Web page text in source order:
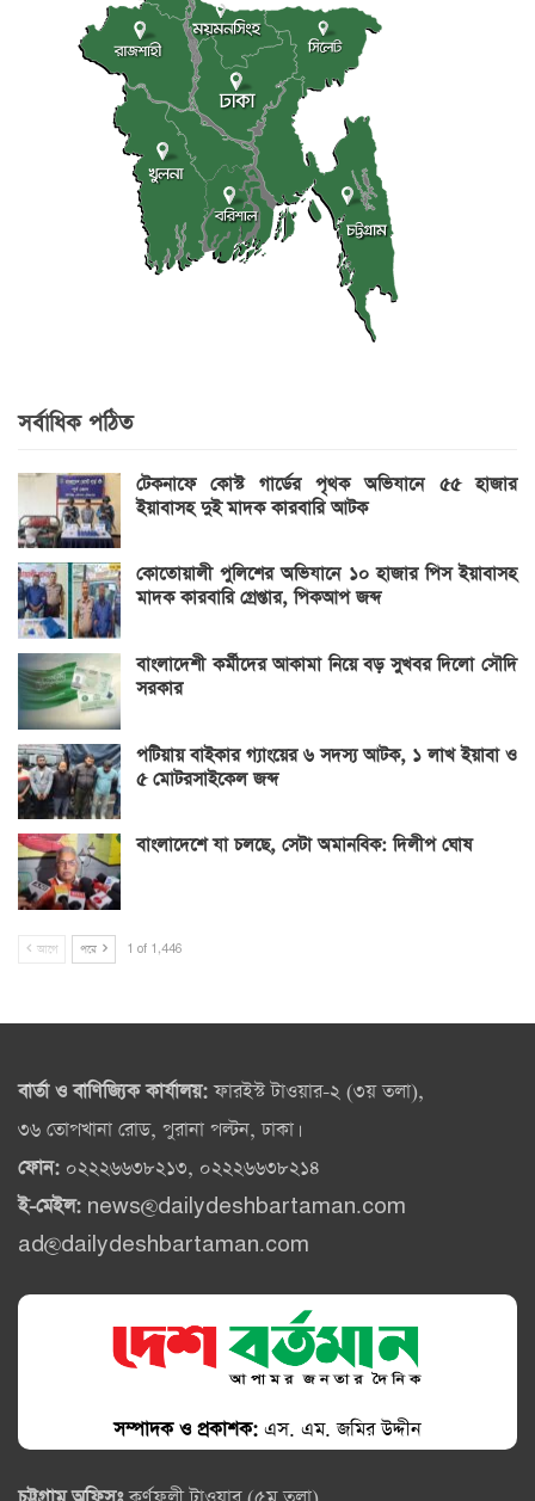
সর্বাধিক পঠিত
টেকনাফে কোস্ট গার্ডের পৃথক অভিযানে ৫৫ হাজার
ইয়াবাসহ দুই মাদক কারবারি আটক
কোতোয়ালী পুলিশের অভিযানে ১০ হাজার পিস ইয়াবাসহ
মাদক কারবারি গ্রেপ্তার, পিকআপ জব্দ
বাংলাদেশী কর্মীদের আকামা নিয়ে বড় সুখবর দিলো সৌদি
সরকার
পটিয়ায় বাইকার গ্যাংয়ের ৬ সদস্য আটক, ১ লাখ ইয়াবা ও
৫ মোটরসাইকেল জব্দ
বাংলাদেশে যা চলছে, সেটা অমানবিক: দিলীপ ঘোষ
আগে পরে 1 of 1,446
বার্তা ও বাণিজ্যিক কার্যালয়:ফারইস্ট টাওয়ার-২ (৩য় তলা),
৩৬ তোপখানা রোড, পুরানা পল্টন, ঢাকা।
ফোন: ০২২২৬৬৩৮২১৩, ০২২২৬৬৩৮২১৪
ই-মেইল: news@dailydeshbartaman.com
ad@dailydeshbartaman.com
সম্পাদক ও প্রকাশক: এস. এম. জমির উদ্দীন